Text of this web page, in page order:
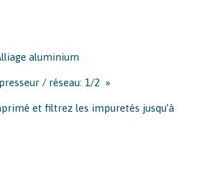
aluminium
/ réseau: 1/2 »
et filtrez les impuretés jusqu’à